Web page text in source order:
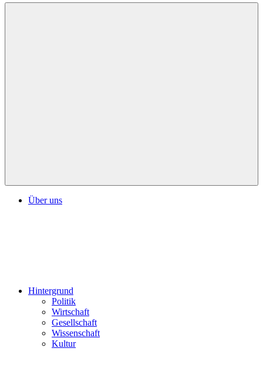
Über uns
Hintergrund
Politik
Wirtschaft
Gesellschaft
Wissenschaft
Kultur